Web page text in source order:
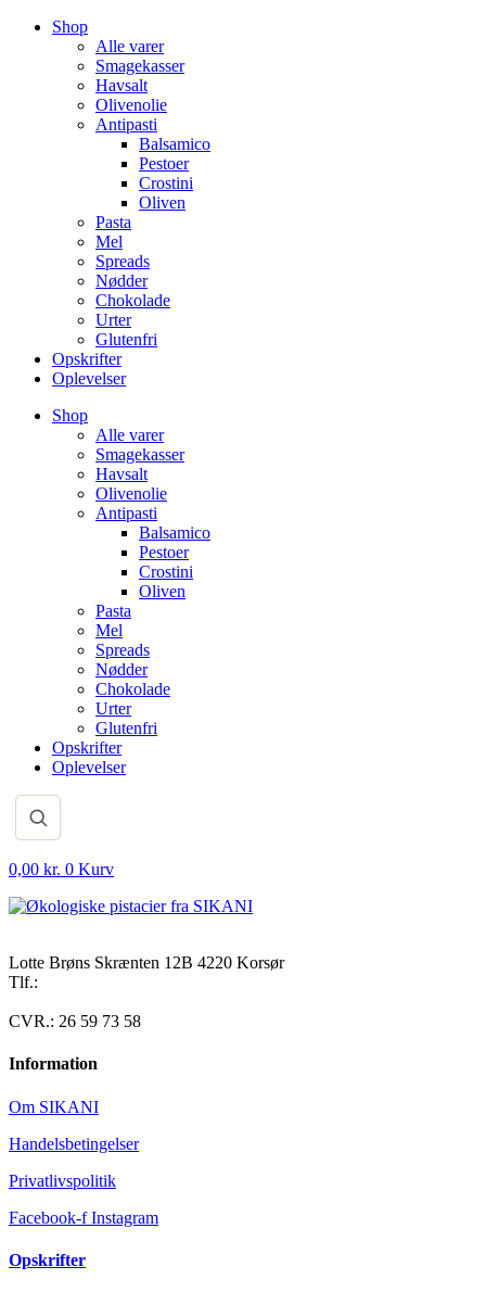
Videre Shop
Alle varer
Smagekasser
Havsalt
Olivenolie
Antipasti
Balsamico
Pestoer
Crostini
Oliven
Pasta
Mel
Spreads
Nødder
Chokolade
Urter
Glutenfri
Opskrifter
Oplevelser
Shop
Alle varer
Smagekasser
Havsalt
Olivenolie
Antipasti
Balsamico
Pestoer
Crostini
Oliven
Pasta
Mel
Spreads
Nødder
Chokolade
Urter
Glutenfri
Opskrifter
Oplevelser
0,00 kr. 0 Kurv
Lotte Brøns Skrænten 12B 4220 Korsør
Tlf.:
CVR.: 26 59 73 58
Information
Om SIKANI
Handelsbetingelser
Privatlivspolitik
Facebook-f Instagram
Opskrifter